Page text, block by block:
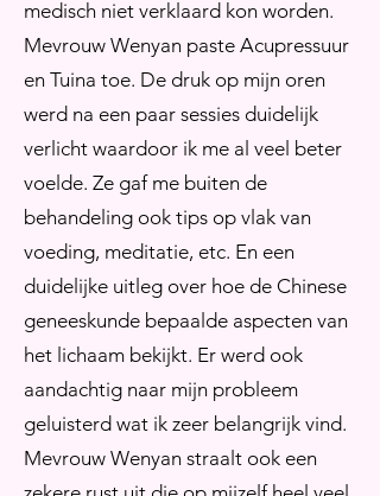
medisch niet verklaard kon worden.
Mevrouw Wenyan paste Acupressuur
en Tuina toe. De druk op mijn oren
werd na een paar sessies duidelijk
verlicht waardoor ik me al veel beter
voelde. Ze gaf me buiten de
behandeling ook tips op vlak van
voeding, meditatie, etc. En een
duidelijke uitleg over hoe de Chinese
geneeskunde bepaalde aspecten van
het lichaam bekijkt. Er werd ook
aandachtig naar mijn probleem
geluisterd wat ik zeer belangrijk vind.
Mevrouw Wenyan straalt ook een